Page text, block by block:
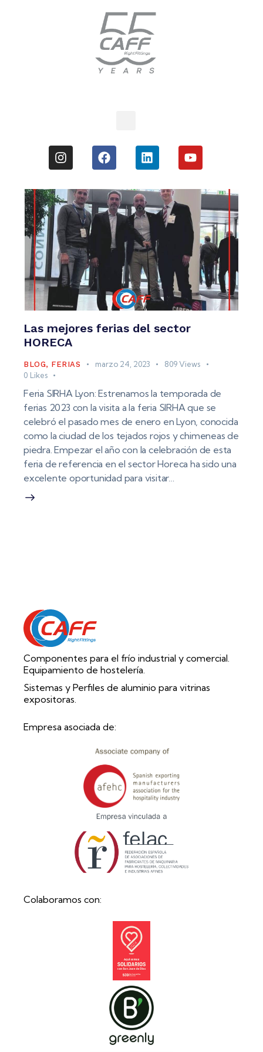
Las mejores ferias del sector
HORECA
BLOG, FERIAS marzo 24, 2023 809 Views
0 Likes
Feria SIRHA Lyon: Estrenamos la temporada de
ferias 2023 con la visita a la feria SIRHA que se
celebró el pasado mes de enero en Lyon, conocida
como la ciudad de los tejados rojos y chimeneas de
piedra. Empezar el año con la celebración de esta
feria de referencia en el sector Horeca ha sido una
excelente oportunidad para visitar…
Componentes para el frío industrial y comercial.
Equipamiento de hostelería.
Sistemas y Perfiles de aluminio para vitrinas
expositoras.
Empresa asociada de:
Colaboramos con: